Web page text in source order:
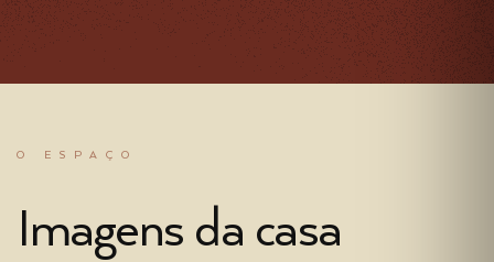
O ESPAÇO
Imagens da casa